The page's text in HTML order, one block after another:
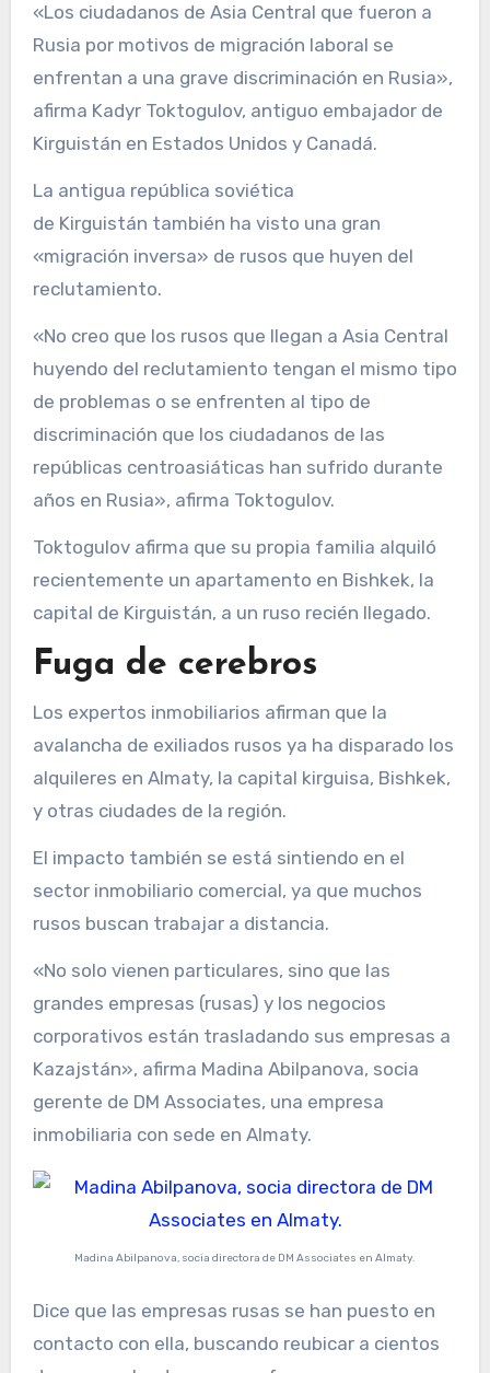
«Los ciudadanos de Asia Central que fueron a
Rusia por motivos de migración laboral se
enfrentan a una grave discriminación en Rusia»,
afirma Kadyr Toktogulov, antiguo embajador de
Kirguistán en Estados Unidos y Canadá.
La antigua república soviética
de Kirguistán también ha visto una gran
«migración inversa» de rusos que huyen del
reclutamiento.
«No creo que los rusos que llegan a Asia Central
huyendo del reclutamiento tengan el mismo tipo
de problemas o se enfrenten al tipo de
discriminación que los ciudadanos de las
repúblicas centroasiáticas han sufrido durante
años en Rusia», afirma Toktogulov.
Toktogulov afirma que su propia familia alquiló
recientemente un apartamento en Bishkek, la
capital de Kirguistán, a un ruso recién llegado.
Fuga de cerebros
Los expertos inmobiliarios afirman que la
avalancha de exiliados rusos ya ha disparado los
alquileres en Almaty, la capital kirguisa, Bishkek,
y otras ciudades de la región.
El impacto también se está sintiendo en el
sector inmobiliario comercial, ya que muchos
rusos buscan trabajar a distancia.
«No solo vienen particulares, sino que las
grandes empresas (rusas) y los negocios
corporativos están trasladando sus empresas a
Kazajstán», afirma Madina Abilpanova, socia
gerente de DM Associates, una empresa
inmobiliaria con sede en Almaty.
Madina Abilpanova, socia directora de DM Associates en Almaty.
Dice que las empresas rusas se han puesto en
contacto con ella, buscando reubicar a cientos